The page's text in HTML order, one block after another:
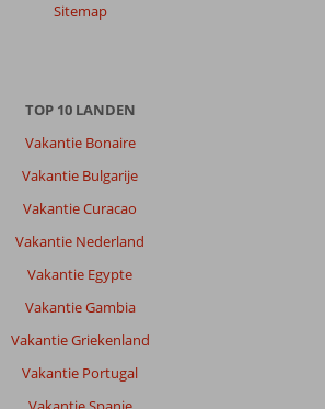
Sitemap
TOP 10 LANDEN
Vakantie Bonaire
Vakantie Bulgarije
Vakantie Curacao
Vakantie Nederland
Vakantie Egypte
Vakantie Gambia
Vakantie Griekenland
Vakantie Portugal